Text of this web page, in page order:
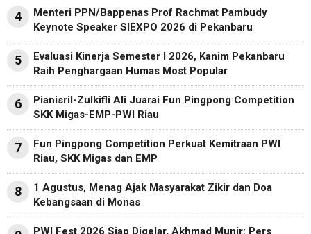
4
Menteri PPN/Bappenas Prof Rachmat Pambudy
Keynote Speaker SIEXPO 2026 di Pekanbaru
5
Evaluasi Kinerja Semester I 2026, Kanim Pekanbaru
Raih Penghargaan Humas Most Popular
6
Pianisril-Zulkifli Ali Juarai Fun Pingpong Competition
SKK Migas-EMP-PWI Riau
7
Fun Pingpong Competition Perkuat Kemitraan PWI
Riau, SKK Migas dan EMP
8
1 Agustus, Menag Ajak Masyarakat Zikir dan Doa
Kebangsaan di Monas